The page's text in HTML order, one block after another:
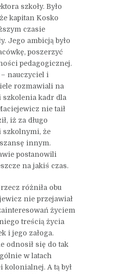
szkoły. Było
kapitan Kosko
czasie
Jego ambicją było
poszerzyć
pedagogicznej.
nauczyciel i
rozmawiali na
szkolenia kadr dla
nie taił
iż za długo
szkolnymi, że
innym.
postanowili
na jakiś czas.
różniła obu
nie przejawiał
życiem
treścią życia
i jego załoga.
odnosił się do tak
w latach
kolonialnej. A tą był